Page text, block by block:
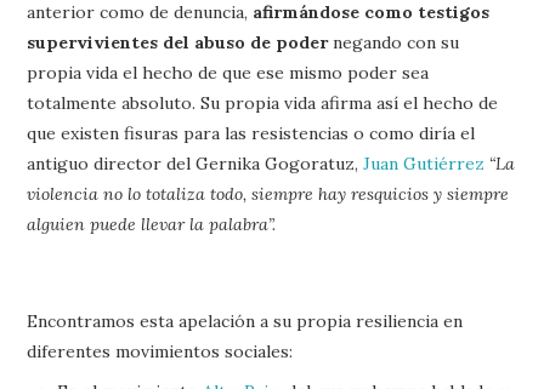
anterior como de denuncia, afirmándose como testigos
supervivientes del abuso de podernegando con su
propia vida el hecho de que ese mismo poder sea
totalmente absoluto. Su propia vida afirma así el hecho de
que existen fisuras para las resistencias o como diría el
antiguo director del Gernika Gogoratuz,Juan Gutiérrez “La
violencia no lo totaliza todo, siempre hay resquicios y siempre
alguien puede llevar la palabra”.
Encontramos esta apelación a su propia resiliencia en
diferentes movimientos sociales: